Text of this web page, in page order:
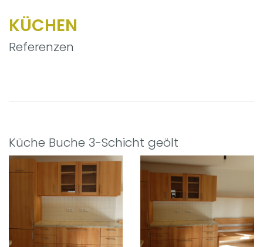
KÜCHEN
Referenzen
Küche Buche 3-Schicht geölt